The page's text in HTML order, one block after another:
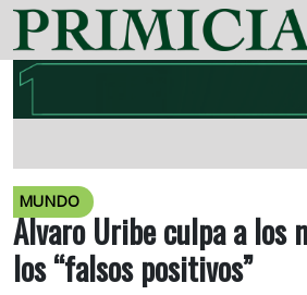
MUNDO
Álvaro Uribe culpa a los
los “falsos positivos”